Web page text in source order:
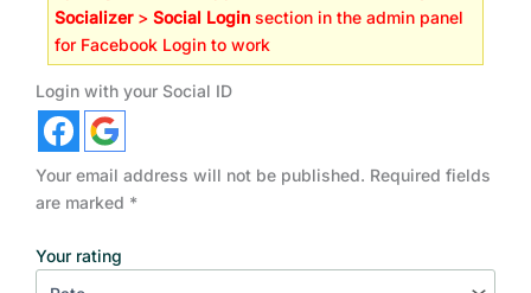
Socializer> Social Login section in the admin panel
for Facebook Login to work
Login with your Social ID
Your email address will not be published. Required fields
are marked *
Your rating